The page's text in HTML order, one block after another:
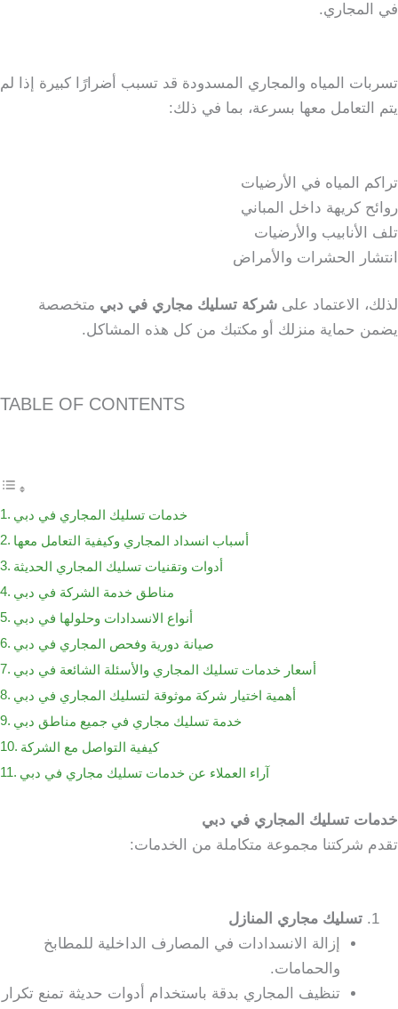
في المجاري.
تسربات المياه والمجاري المسدودة قد تسبب أضرارًا كبيرة إذا لم
يتم التعامل معها بسرعة، بما في ذلك:
تراكم المياه في الأرضيات
روائح كريهة داخل المباني
تلف الأنابيب والأرضيات
انتشار الحشرات والأمراض
لذلك، الاعتماد على شركة تسليك مجاري في دبي متخصصة
يضمن حماية منزلك أو مكتبك من كل هذه المشاكل.
TABLE OF CONTENTS
خدمات تسليك المجاري في دبي
أسباب انسداد المجاري وكيفية التعامل معها
أدوات وتقنيات تسليك المجاري الحديثة
مناطق خدمة الشركة في دبي
أنواع الانسدادات وحلولها في دبي
صيانة دورية وفحص المجاري في دبي
أسعار خدمات تسليك المجاري والأسئلة الشائعة في دبي
أهمية اختيار شركة موثوقة لتسليك المجاري في دبي
خدمة تسليك مجاري في جميع مناطق دبي
كيفية التواصل مع الشركة
آراء العملاء عن خدمات تسليك مجاري في دبي
خدمات تسليك المجاري في دبي
تقدم شركتنا مجموعة متكاملة من الخدمات:
تسليك مجاري المنازل
إزالة الانسدادات في المصارف الداخلية للمطابخ
والحمامات.
تنظيف المجاري بدقة باستخدام أدوات حديثة تمنع تكرار